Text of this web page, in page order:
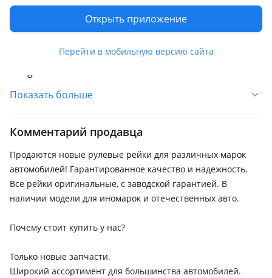
Открыть приложение
Перейти в мобильную версию сайта
Peugeot 3008
2020 - н.в. 2 поколение рестайлинг (MC/MR/MJ/M4), 2017 -
рестайлинг (0U), 2009 - 2013 1 поколение (0U)
2005 - 2008 1 поколение рестайлинг (3A/C), 2001 - 2005 1
поколение (3A/C)
2017 - н.в. T9 рестайлинг (LB/LP/LW/LH/L3), 2013 - 2017 T9
(LB/LP/LW/LH/L3), 2011 - 2015 T7 рестайлинг (4A/4C), 2007 -
2011 T7 (4A/4C)
Peugeot 309
1989 - 1993 1 поколение рестайлинг (3C/3A)
Volvo S40
поколение (544), 2000 - 2004 1 поколение рестайлинг (644),
1996 - 2000 1 поколение (644)
Показать больше
Комментарий продавца
Продаются новые рулевые рейки для различных марок
автомобилей! Гарантированное качество и надежность.
Все рейки оригинальные, с заводской гарантией. В
наличии модели для иномарок и отечественных авто.
Почему стоит купить у нас?
Только новые запчасти.
Широкий ассортимент для большинства автомобилей.